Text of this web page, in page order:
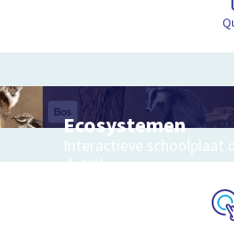
Ecosystemen
Interactieve schoolplaat
de Veluwe